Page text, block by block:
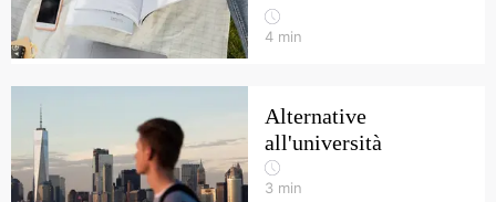
4 min
Alternative
all'università
3 min